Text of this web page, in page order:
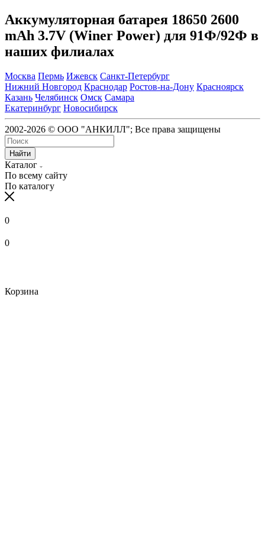
Аккумуляторная батарея 18650 2600
mAh 3.7V (Winer Power) для 91Ф/92Ф в
наших филиалах
Москва Пермь Ижевск Санкт-Петербург
Нижний Новгород Краснодар Ростов-на-Дону Красноярск
Казань Челябинск Омск Самара
Екатеринбург Новосибирск
2002-2026 © ООО "АНКИЛЛ"; Все права защищены
Найти
Каталог
По всему сайту
По каталогу
0
0
Корзина